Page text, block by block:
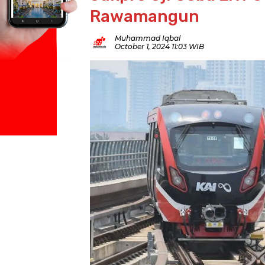
Rawamangun
Muhammad Iqbal
October 1, 2024 11:03 WIB